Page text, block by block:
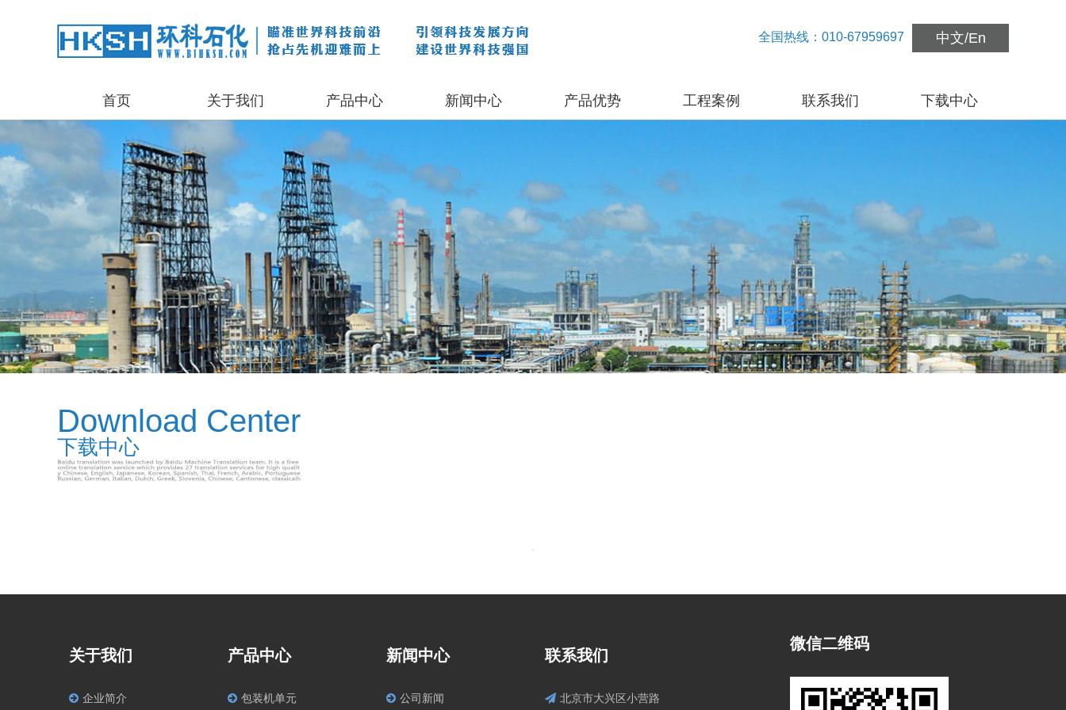
中文/En
全国热线：010-67959697
首页 关于我们 产品中心 新闻中心 产品优势 工程案例 联系我们 下载中心
Download Center
下载中心
关于我们
企业简介
产品中心
包装机单元
新闻中心
公司新闻
联系我们
北京市大兴区小营路
微信二维码